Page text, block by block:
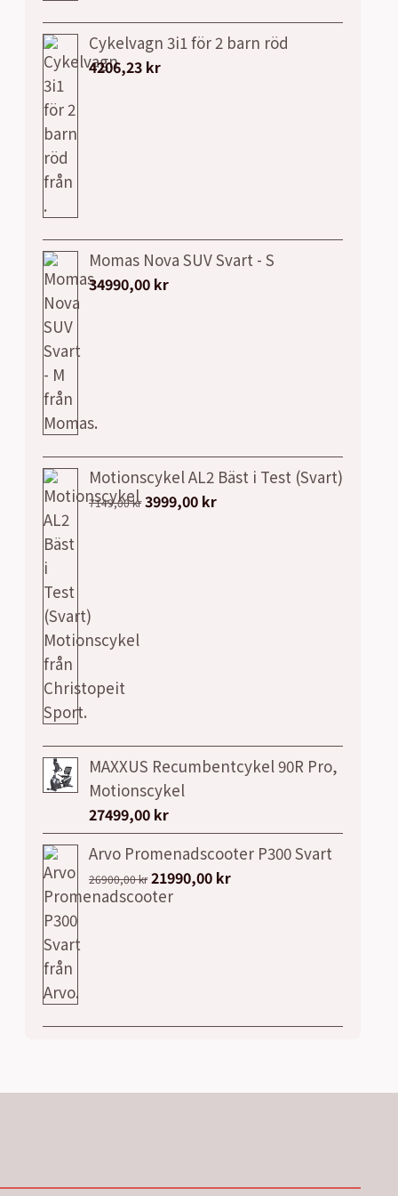
Cykelvagn 3i1 för 2 barn röd
4206,23 kr
Momas Nova SUV Svart - S
34990,00 kr
Motionscykel AL2 Bäst i Test (Svart)
7149,00kr Det
3999,00 kr
MAXXUS Recumbentcykel 90R Pro,
Motionscykel
27499,00 kr
Arvo Promenadscooter P300 Svart
26900,00kr Det
ursprungliga
21990,00 kr